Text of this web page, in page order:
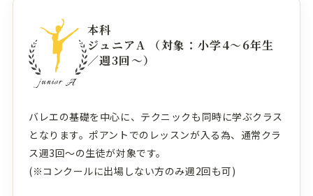
本科
ジュニアA （対象：小学4〜6年生
／週3回〜）
バレエの基礎を中心に、テクニックも同時に学ぶクラス
となります。ポアントでのレッスンが入る為、通常クラ
ス週3回〜の生徒が対象です。
(※コンクールに出場しない方のみ週2回も可)